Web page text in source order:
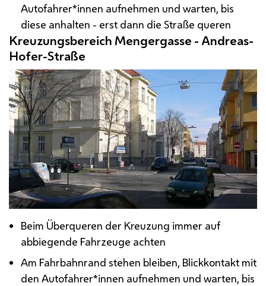
Autofahrer*innen aufnehmen und warten, bis
diese anhalten - erst dann die Straße queren
Kreuzungsbereich Mengergasse - Andreas-
Hofer-Straße
Beim Überqueren der Kreuzung immer auf
abbiegende Fahrzeuge achten
Am Fahrbahnrand stehen bleiben, Blickkontakt mit
den Autofahrer*innen aufnehmen und warten, bis